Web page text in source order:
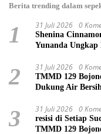
Berita trending dalam
1 31 Juli 2026 0
Shenina
Yunanda Ungkap
2 31 Juli 2026 0
TMMD 129
Dukung Air
3 31 Juli 2026 0
resisi di Setiap
TMMD 129